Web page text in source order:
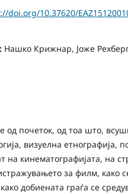
doi.org/10.37620/
Нашко Крижнар, Јоже
од почеток, од тоа што,
визуелна етнографија,
на кинематографијата, на
за филм, како
добиената граѓа се